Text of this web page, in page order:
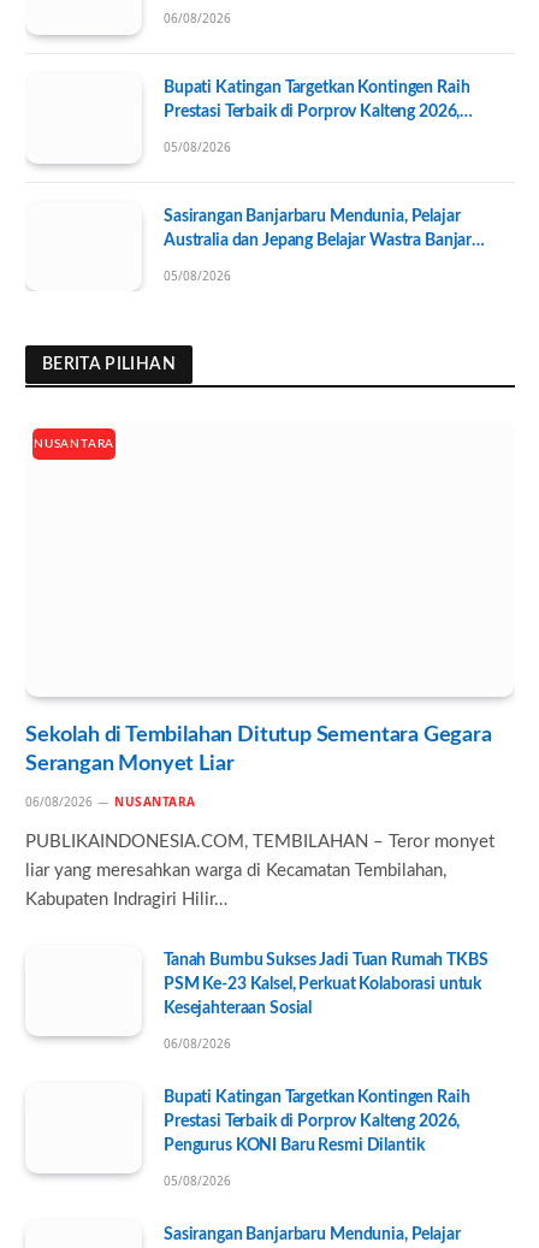
06/08/2026
Bupati Katingan Targetkan Kontingen Raih
Prestasi Terbaik di Porprov Kalteng 2026,
05/08/2026
Sasirangan Banjarbaru Mendunia, Pelajar
Australia dan Jepang Belajar Wastra Banjar
05/08/2026
BERITA PILIHAN
NUSANTARA
Sekolah di Tembilahan Ditutup Sementara Gegara
Serangan Monyet Liar
06/08/2026 NUSANTARA
PUBLIKAINDONESIA.COM, TEMBILAHAN – Teror monyet
liar yang meresahkan warga di Kecamatan Tembilahan,
Kabupaten Indragiri Hilir…
Tanah Bumbu Sukses Jadi Tuan Rumah TKBS
PSM Ke-23 Kalsel, Perkuat Kolaborasi untuk
Kesejahteraan Sosial
06/08/2026
Bupati Katingan Targetkan Kontingen Raih
Prestasi Terbaik di Porprov Kalteng 2026,
Pengurus KONI Baru Resmi Dilantik
05/08/2026
Sasirangan Banjarbaru Mendunia, Pelajar